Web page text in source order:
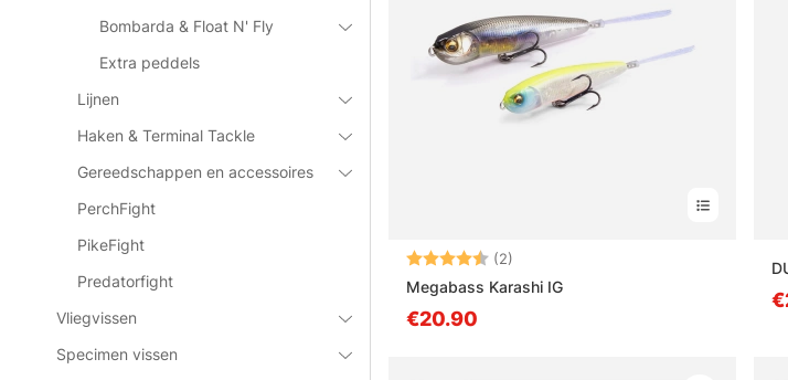
Bombarda & Float N' Fly
Extra peddels
Lijnen
Haken & Terminal Tackle
Gereedschappen en accessoires
PerchFight
PikeFight
Predatorfight
Vliegvissen
Specimen vissen
Beoordeling:(2)
Megabass Karashi IG
€20.90